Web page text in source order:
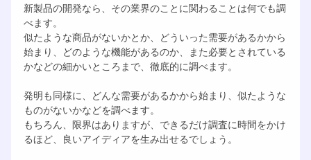
新製品の開発なら、その業界のことに関わることは何でも調
べます。
似たような商品がないかとか、どういった需要があるかから
始まり、どのような機能があるのか、また必要とされている
かなどの細かいところまで、徹底的に調べます。
発明も同様に、どんな需要があるかから始まり、似たような
ものがないかなどを調べます。
もちろん、限界はありますが、できるだけ調査に時間をかけ
るほど、良いアイディアを生み出せるでしょう。